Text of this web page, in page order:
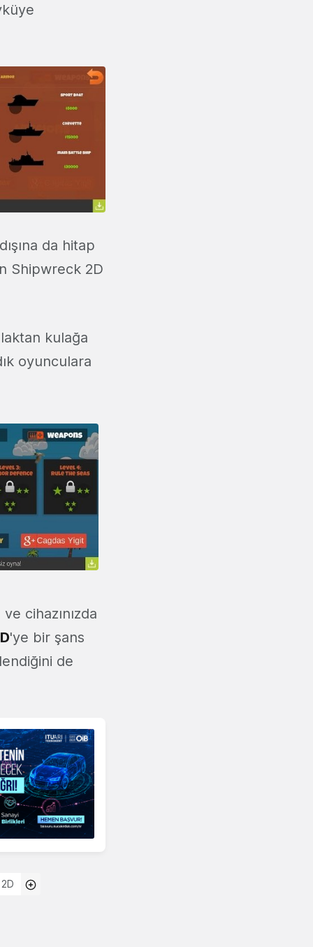
da hitap
Shipwreck 2D
kulağa
oyunculara
cihazınızda
'ye bir şans
de